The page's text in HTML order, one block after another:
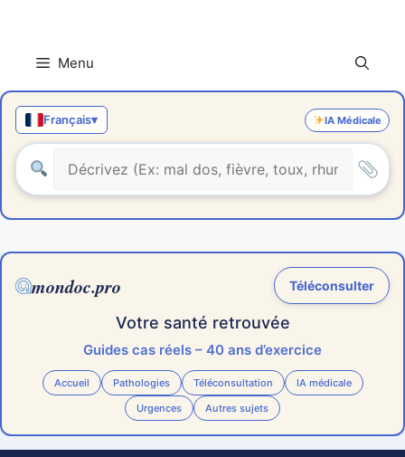
contenu Menu
Français▾ IA Médicale
mondoc.pro Téléconsulter
Votre santé retrouvée
Guides cas réels – 40 ans d’exercice
Accueil Pathologies Téléconsultation
IA médicale
Urgences
Autres sujets